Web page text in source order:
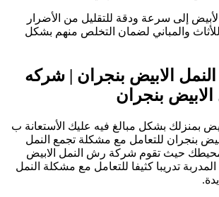
إلى سرعة ودقة للتقليل من الأضرار
والمباني لضمان التخلص منهم بشكل
الابيض بنجران | شركه
بنجران
بمنزلك بشكل مبالغ فيه عليك الأستعانة ب
بنجران للتعامل مع مشكلة تجمع النمل
حيث تقوم شركة رش النمل الابيض
تدريبا كثيفا للتعامل مع مشكلة النمل